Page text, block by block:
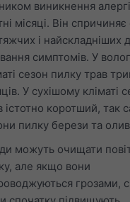
виникнення
місяці. Він спричиняє
і найскладніших
симптомів. У
сезон пилку трав
У сухішому кліматі
істотно коротший, так
пилку берези та
можуть очищати
але якщо вони
грозами,